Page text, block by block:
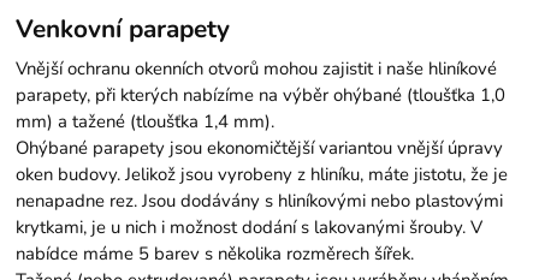
Venkovní parapety
Vnější ochranu okenních otvorů mohou zajistit i naše hliníkové
parapety, při kterých nabízíme na výběr ohýbané (tloušťka 1,0
mm) a tažené (tloušťka 1,4 mm).
Ohýbané parapety jsou ekonomičtější variantou vnější úpravy
oken budovy. Jelikož jsou vyrobeny z hliníku, máte jistotu, že je
nenapadne rez. Jsou dodávány s hliníkovými nebo plastovými
krytkami, je u nich i možnost dodání s lakovanými šrouby. V
nabídce máme 5 barev s několika rozměrech šířek.